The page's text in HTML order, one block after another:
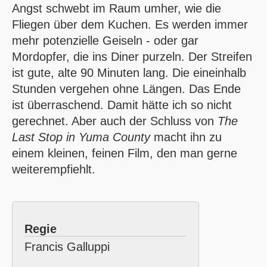
Angst schwebt im Raum umher, wie die
Fliegen über dem Kuchen. Es werden immer
mehr potenzielle Geiseln - oder gar
Mordopfer, die ins Diner purzeln. Der Streifen
ist gute, alte 90 Minuten lang. Die eineinhalb
Stunden vergehen ohne Längen. Das Ende
ist überraschend. Damit hätte ich so nicht
gerechnet. Aber auch der Schluss von The
Last Stop in Yuma Countymacht ihn zu
einem kleinen, feinen Film, den man gerne
weiterempfiehlt.
Regie
Francis Galluppi